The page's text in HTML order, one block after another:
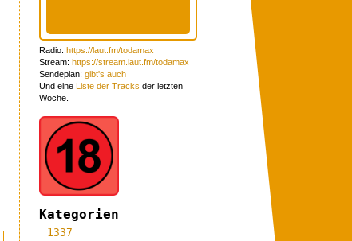
Radio: https://laut.fm/todamax
Stream: https://stream.laut.fm/todamax
Sendeplan: gibt's auch
Und eine Liste der Tracks der letzten
Woche.
Kategorien
1337